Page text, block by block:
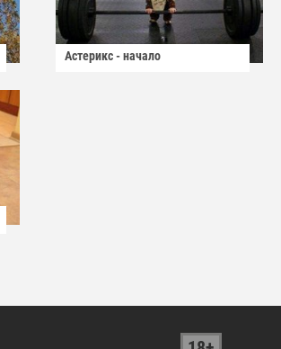
Астерикс - начало